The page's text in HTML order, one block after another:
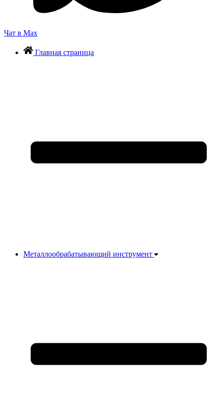
Чат в Max
Главная страница
Металлообрабатывающий инструмент